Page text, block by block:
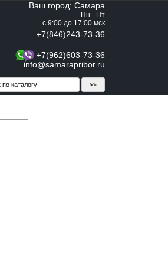
Ваш город: Самара
Пн - Пт
с 9:00 до 17:00 мск
+7(846)243-73-36
+7(962)603-73-36
info@samarapribor.ru